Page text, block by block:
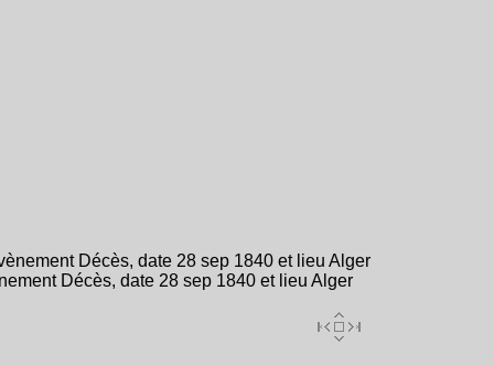
Décès, date 28 sep 1840 et lieu Alger
Décès, date 28 sep 1840 et lieu Alger